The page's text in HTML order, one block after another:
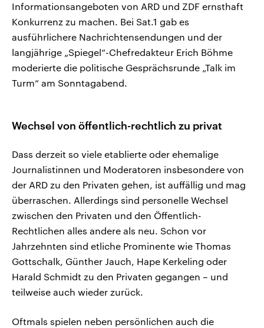
Informationsangeboten von ARD und ZDF ernsthaft
Konkurrenz zu machen. Bei Sat.1 gab es
ausführlichere Nachrichtensendungen und der
langjährige „Spiegel“-Chefredakteur Erich Böhme
moderierte die politische Gesprächsrunde „Talk im
Turm“ am Sonntagabend.
Wechsel von öffentlich-rechtlich zu privat
Dass derzeit so viele etablierte oder ehemalige
Journalistinnen und Moderatoren insbesondere von
der ARD zu den Privaten gehen, ist auffällig und mag
überraschen. Allerdings sind personelle Wechsel
zwischen den Privaten und den Öffentlich-
Rechtlichen alles andere als neu. Schon vor
Jahrzehnten sind etliche Prominente wie Thomas
Gottschalk, Günther Jauch, Hape Kerkeling oder
Harald Schmidt zu den Privaten gegangen – und
teilweise auch wieder zurück.
Oftmals spielen neben persönlichen auch die